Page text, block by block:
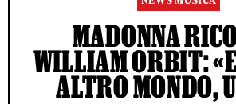
MADONNA
WILLIAM ORBIT:
ALTRO MONDO,